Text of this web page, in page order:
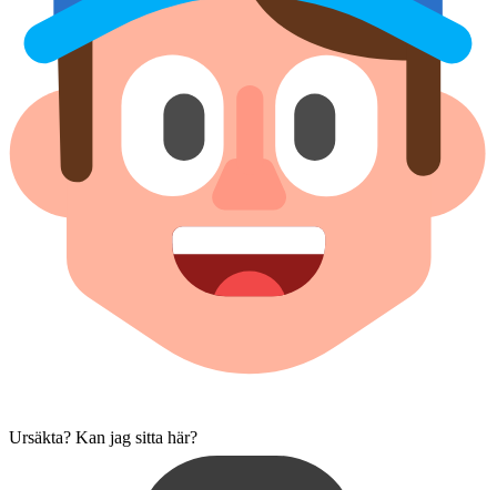
Ursäkta? Kan jag sitta här?